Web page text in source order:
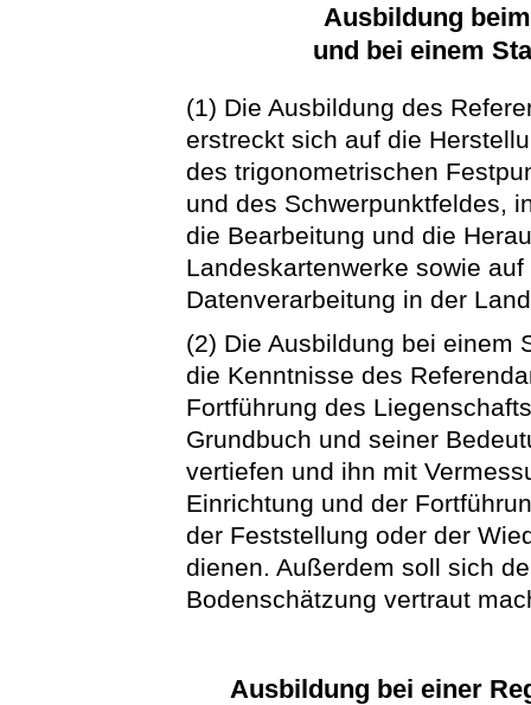
Ausbildung
und bei einem
(1) Die Ausbildung des
erstreckt sich auf die
des trigonometrischen
und des Schwerpunktfeldes,
die Bearbeitung und die
Landeskartenwerke sowie
Datenverarbeitung in der
(2) Die Ausbildung bei einem
die Kenntnisse des
Fortführung des
Grundbuch und seiner
vertiefen und ihn mit
Einrichtung und der
der Feststellung oder der
dienen. Außerdem soll sich
Bodenschätzung vertraut
Ausbildung bei einer